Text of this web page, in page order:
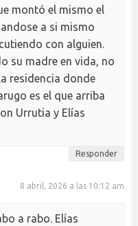
montó el mismo el
a si mismo
con alguien.
su madre en vida, no
residencia donde
es el que arriba
Urrutia y Elías
Responder
8 abril, 2026 a las 10:12 am
a rabo. Elías